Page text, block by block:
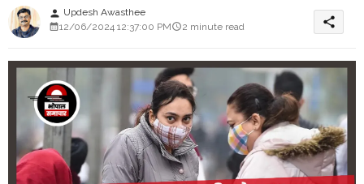
person Updesh Awasthee
12/06/2024 12:37:00 PM
2 minute read share